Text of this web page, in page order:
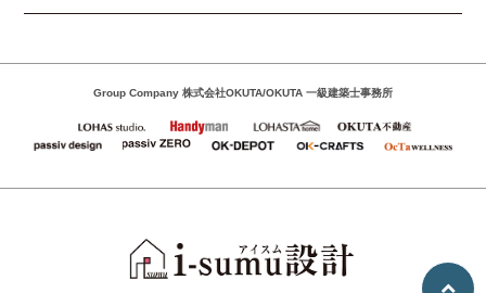
Group Company 株式会社OKUTA/OKUTA 一級建築士事務所